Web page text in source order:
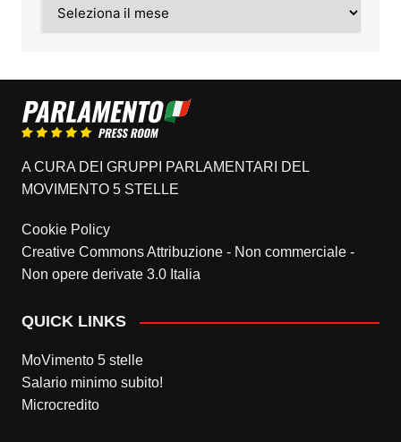
A CURA DEI GRUPPI PARLAMENTARI DEL
MOVIMENTO 5 STELLE
Cookie Policy
Creative Commons Attribuzione - Non commerciale -
Non opere derivate 3.0 Italia
QUICK LINKS
MoVimento 5 stelle
Salario minimo subito!
Microcredito